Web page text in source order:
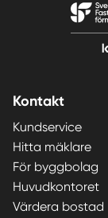
Kontakt
Kundservice
Hitta mäklare
För byggbolag
Huvudkontoret
Värdera bostad